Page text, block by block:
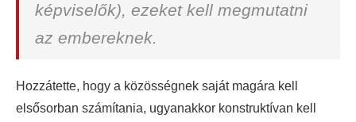
képviselők), ezeket kell megmutatni
az embereknek.
Hozzátette, hogy a közösségnek saját magára kell
elsősorban számítania, ugyanakkor konstruktívan kell